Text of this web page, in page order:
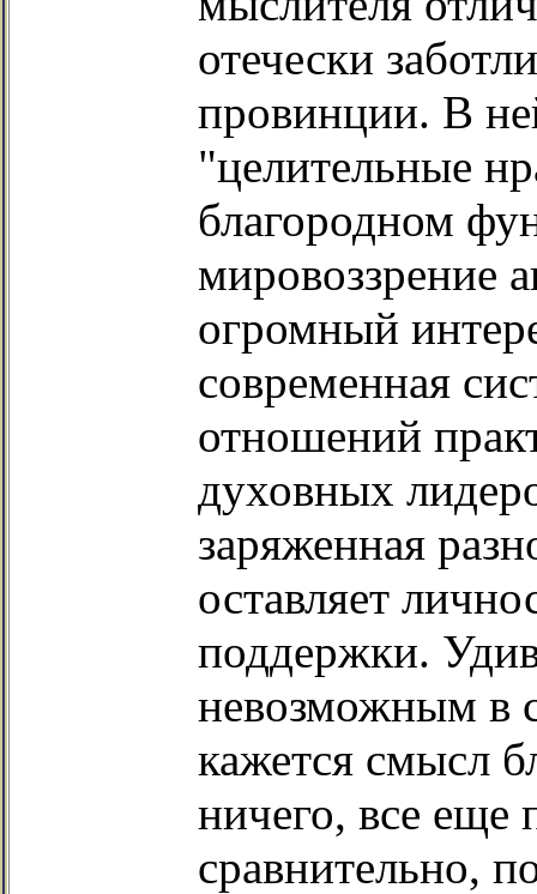
отечески
провинции. В
"целительные
благородном
мировоззрение
огромный
современная
отношений
духовных
заряженная
оставляет
поддержки.
невозможным в
кажется смысл
ничего, все еще
сравнительно,